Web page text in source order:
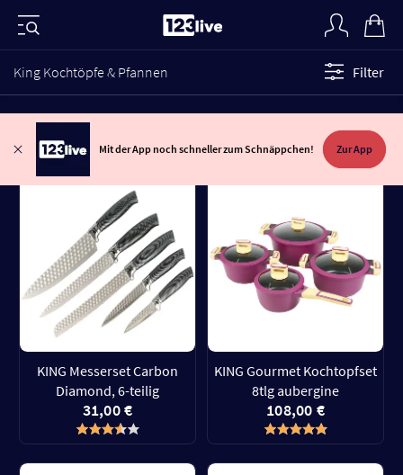
King Kochtöpfe & Pfannen Filter
Mit der App noch schneller zum Schnäppchen! Zur App
KING Messerset Carbon
Diamond, 6-teilig
31,00 €
KING Gourmet Kochtopfset
8tlg aubergine
108,00 €